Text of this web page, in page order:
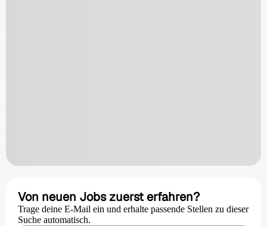
Von neuen Jobs zuerst erfahren?
Trage deine E-Mail ein und erhalte passende Stellen zu dieser
Suche automatisch.